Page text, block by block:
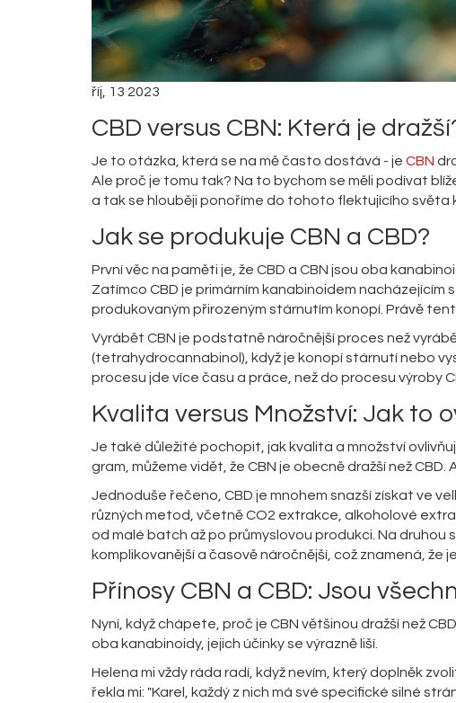
říj, 13 2023
CBD versus CBN: Která je
Je to otázka, která se na mě často dostává - je CBN
Ale proč je tomu tak? Na to bychom se měli podívat
a tak se hlouběji ponoříme do tohoto flektujícího světa
Jak se produkuje CBN a CBD?
První věc na paměti je, že CBD a CBN jsou oba
Zatímco CBD je primárním kanabinoidem nacházejícím
produkovaným přirozeným stárnutím konopí. Právě
Vyrábět CBN je podstatně náročnější proces než
(tetrahydrocannabinol), když je konopí stárnutí nebo
procesu jde více času a práce, než do procesu výroby
Kvalita versus Množství: Jak to
Je také důležité pochopit, jak kvalita a množství
gram, můžeme vidět, že CBN je obecně dražší než CBD.
Jednoduše řečeno, CBD je mnohem snazší získat ve
různých metod, včetně CO2 extrakce, alkoholové
od malé batch až po průmyslovou produkci. Na druhou
komplikovanější a časově náročnější, což znamená, že
Přínosy CBN a CBD: Jsou
Nyní, když chápete, proč je CBN většinou dražší než
oba kanabinoidy, jejich účinky se výrazně liší.
Helena mi vždy ráda radí, když nevím, který doplněk
řekla mi: "Karel, každý z nich má své specifické silné